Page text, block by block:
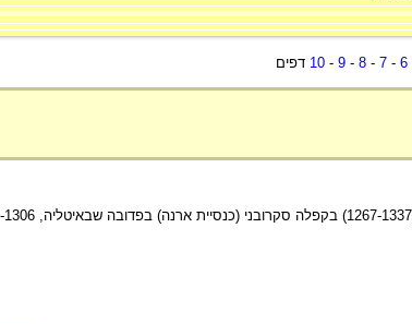
6
-
7
-
8
-
9
-
10 דפים